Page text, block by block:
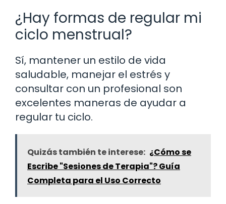
¿Hay formas de regular mi
ciclo menstrual?
Sí, mantener un estilo de vida
saludable, manejar el estrés y
consultar con un profesional son
excelentes maneras de ayudar a
regular tu ciclo.
Quizás también te interese: ¿Cómo se
Escribe "Sesiones de Terapia"? Guía
Completa para el Uso Correcto